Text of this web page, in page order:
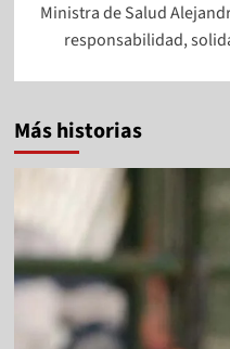
Ministra de Salud
responsabilidad,
Más historias